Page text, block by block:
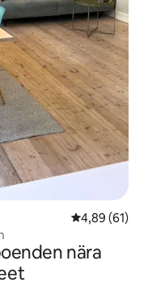
4,89 av 5 i
4,89 (61)
nära